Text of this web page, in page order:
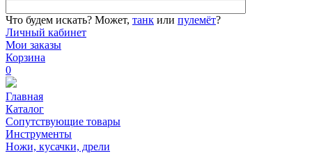
Что будем искать? Может, танк или пулемёт?
Личный кабинет
Мои заказы
Корзина
0
Главная
Каталог
Сопутствующие товары
Инструменты
Ножи, кусачки, дрели